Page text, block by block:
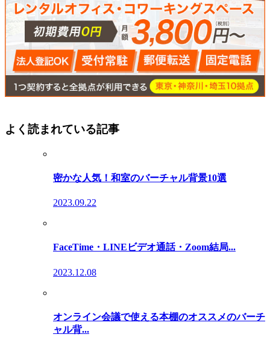
よく読まれている記事
密かな人気！和室のバーチャル背景10選
2023.09.22
FaceTime・LINEビデオ通話・Zoom結局...
2023.12.08
オンライン会議で使える本棚のオススメのバーチ
ャル背...